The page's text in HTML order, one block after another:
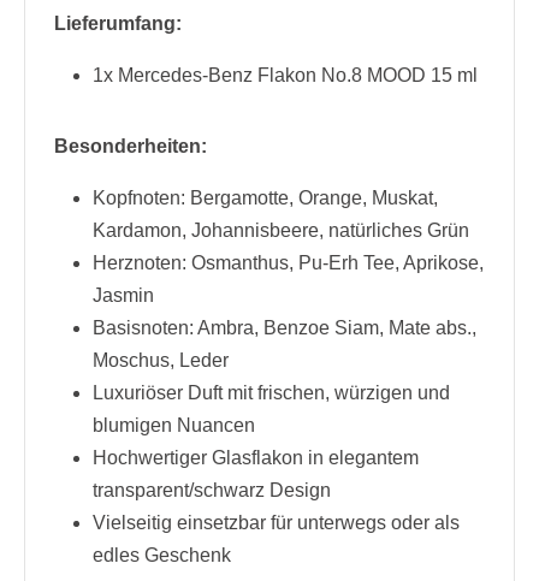
Lieferumfang:
1x Mercedes-Benz Flakon No.8 MOOD 15 ml
Besonderheiten:
Kopfnoten: Bergamotte, Orange, Muskat,
Kardamon, Johannisbeere, natürliches Grün
Herznoten: Osmanthus, Pu-Erh Tee, Aprikose,
Jasmin
Basisnoten: Ambra, Benzoe Siam, Mate abs.,
Moschus, Leder
Luxuriöser Duft mit frischen, würzigen und
blumigen Nuancen
Hochwertiger Glasflakon in elegantem
transparent/schwarz Design
Vielseitig einsetzbar für unterwegs oder als
edles Geschenk